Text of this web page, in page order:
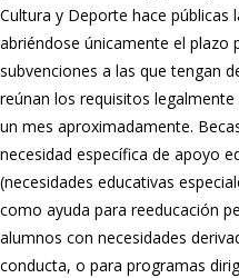
Cultura y Deporte hace públicas
abriéndose únicamente el plazo
subvenciones a las que tengan
reúnan los requisitos
un mes aproximadamente.
necesidad específica de apoyo
(necesidades educativas
como ayuda para reeducación
alumnos con necesidades
conducta, o para programas